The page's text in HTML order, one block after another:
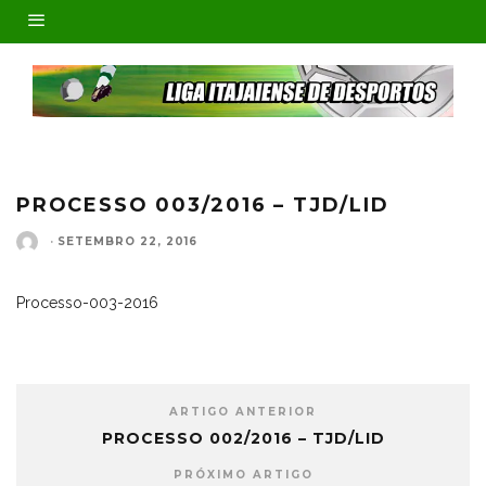
PROCESSO 003/2016 – TJD/LID
· SETEMBRO 22, 2016
Processo-003-2016
ARTIGO ANTERIOR
PROCESSO 002/2016 – TJD/LID
PRÓXIMO ARTIGO